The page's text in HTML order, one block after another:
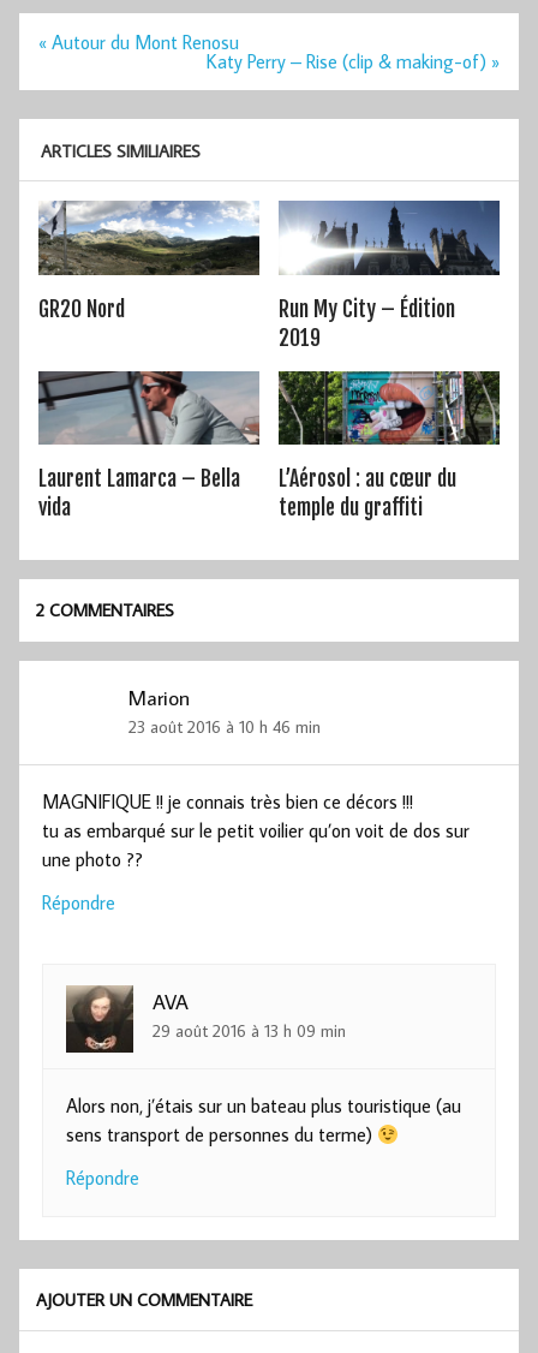
Navigation
« Autour du Mont Renosu
Katy Perry – Rise (clip & making-of) »
ARTICLES SIMILIAIRES
GR20 Nord
Run My City – Édition
2019
Laurent Lamarca – Bella
vida
L’Aérosol : au cœur du
temple du graffiti
2 COMMENTAIRES
Marion
23 août 2016 à 10 h 46 min
MAGNIFIQUE !! je connais très bien ce décors !!!
tu as embarqué sur le petit voilier qu’on voit de dos sur
une photo ??
Répondre
AVA
29 août 2016 à 13 h 09 min
Alors non, j’étais sur un bateau plus touristique (au
sens transport de personnes du terme)
Répondre
AJOUTER UN COMMENTAIRE